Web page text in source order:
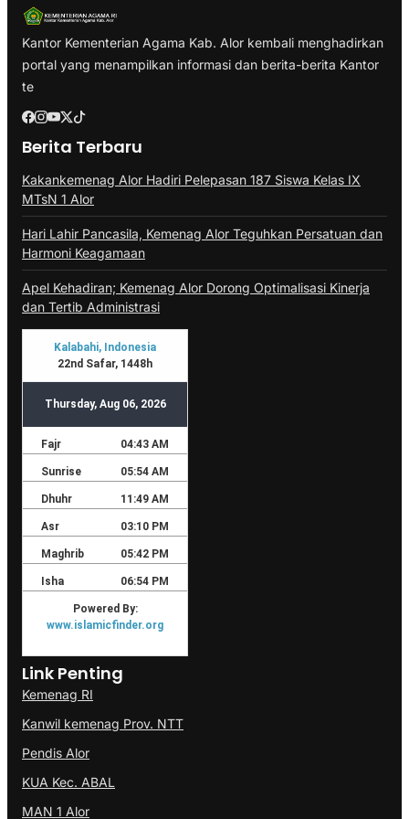
Kantor Kementerian Agama Kab. Alor kembali menghadirkan
portal yang menampilkan informasi dan berita-berita Kantor
te
Berita Terbaru
Kakankemenag Alor Hadiri Pelepasan 187 Siswa Kelas IX
MTsN 1 Alor
Hari Lahir Pancasila, Kemenag Alor Teguhkan Persatuan dan
Harmoni Keagamaan
Apel Kehadiran; Kemenag Alor Dorong Optimalisasi Kinerja
dan Tertib Administrasi
Link Penting
Kemenag RI
Kanwil kemenag Prov. NTT
Pendis Alor
KUA Kec. ABAL
MAN 1 Alor